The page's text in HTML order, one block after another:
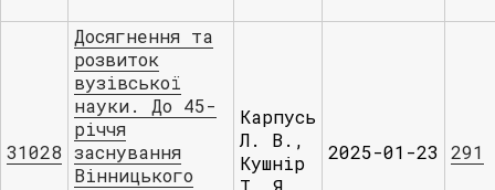
31028
Досягнення та
розвиток
вузівської
науки. До 45-
річчя
заснування
Вінницького
Карпусь
Л. В.,
Кушнір
2025-01-23 291